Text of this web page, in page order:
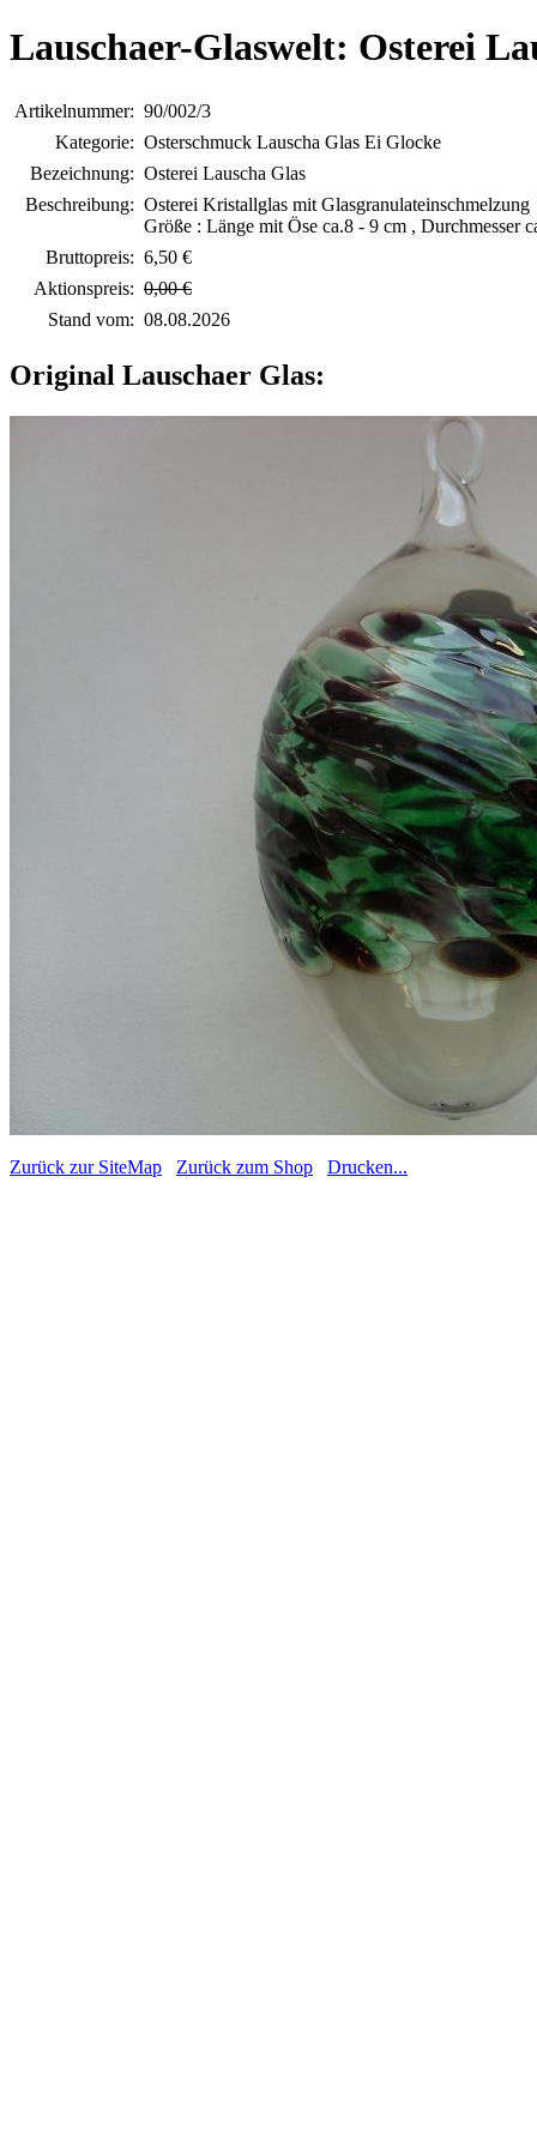
Lauschaer-Glaswelt: Osterei
Artikelnummer: 90/002/3
Kategorie: Osterschmuck Lauscha Glas Ei Glocke
Bezeichnung: Osterei Lauscha Glas
Beschreibung: Osterei Kristallglas mit Glasgranulateinschmelzung
Größe : Länge mit Öse ca.8 - 9 cm , Durchmesser
Bruttopreis: 6,50 €
Aktionspreis: 0,00 €
Stand vom: 08.08.2026
Original Lauschaer Glas:
Zurück zur SiteMap Zurück zum Shop Drucken...